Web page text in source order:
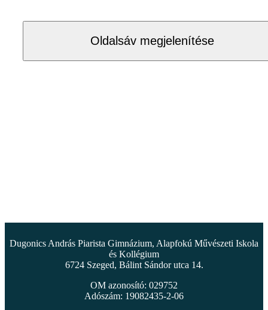
Oldalsáv megjelenítése
Dugonics András Piarista Gimnázium, Alapfokú Művészeti Iskola
és Kollégium
6724 Szeged, Bálint Sándor utca 14.
OM azonosító: 029752
Adószám: 19082435-2-06